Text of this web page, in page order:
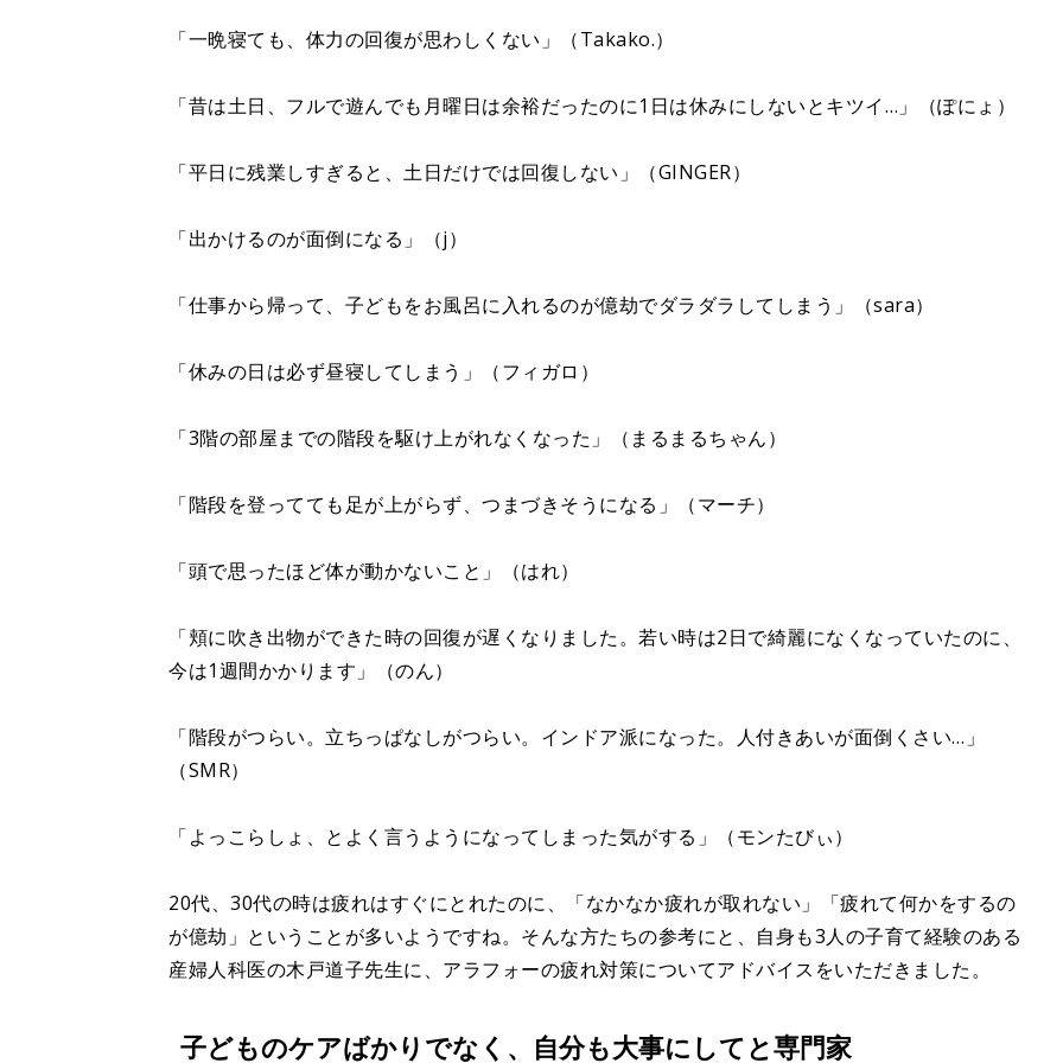
「一晩寝ても、体力の回復が思わしくない」（Takako.）
「昔は土日、フルで遊んでも月曜日は余裕だったのに1日は休みにしないとキツイ…」（ぽにょ）
「平日に残業しすぎると、土日だけでは回復しない」（GINGER）
「出かけるのが面倒になる」（j）
「仕事から帰って、子どもをお風呂に入れるのが億劫でダラダラしてしまう」（sara）
「休みの日は必ず昼寝してしまう」（フィガロ）
「3階の部屋までの階段を駆け上がれなくなった」（まるまるちゃん）
「階段を登ってても足が上がらず、つまづきそうになる」（マーチ）
「頭で思ったほど体が動かないこと」（はれ）
「頬に吹き出物ができた時の回復が遅くなりました。若い時は2日で綺麗になくなっていたのに、
今は1週間かかります」（のん）
「階段がつらい。立ちっぱなしがつらい。インドア派になった。人付きあいが面倒くさい…」
（SMR）
「よっこらしょ、とよく言うようになってしまった気がする」（モンたびぃ）
20代、30代の時は疲れはすぐにとれたのに、「なかなか疲れが取れない」「疲れて何かをするの
が億劫」ということが多いようですね。そんな方たちの参考にと、自身も3人の子育て経験のある
産婦人科医の木戸道子先生に、アラフォーの疲れ対策についてアドバイスをいただきました。
子どものケアばかりでなく、自分も大事にしてと専門家